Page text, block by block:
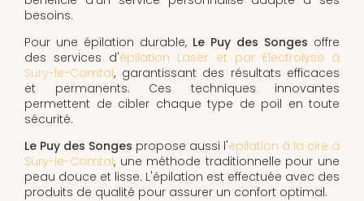
besoins.
Pour une épilation durable, Le Puy des Songes offre
des services d'épilation Laser et par Electrolyse à
Sury-le-Comtal, garantissant des résultats efficaces
et permanents. Ces techniques innovantes
permettent de cibler chaque type de poil en toute
sécurité.
Le Puy des Songes propose aussi l'épilation à la cire à
Sury-le-Comtal, une méthode traditionnelle pour une
peau douce et lisse. L'épilation est effectuée avec des
produits de qualité pour assurer un confort optimal.